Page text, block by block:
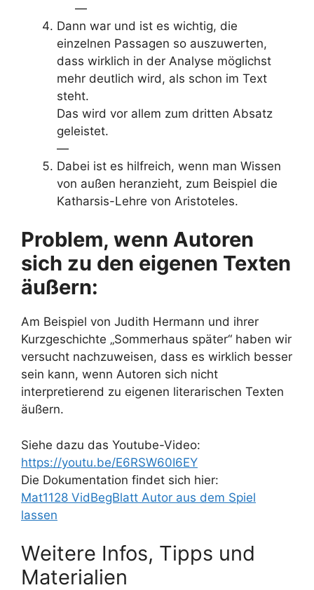
—
Dann war und ist es wichtig, die
einzelnen Passagen so auszuwerten,
dass wirklich in der Analyse möglichst
mehr deutlich wird, als schon im Text
steht.
Das wird vor allem zum dritten Absatz
geleistet.
—
Dabei ist es hilfreich, wenn man Wissen
von außen heranzieht, zum Beispiel die
Katharsis-Lehre von Aristoteles.
Problem, wenn Autoren
sich zu den eigenen Texten
äußern:
Am Beispiel von Judith Hermann und ihrer
Kurzgeschichte „Sommerhaus später“ haben wir
versucht nachzuweisen, dass es wirklich besser
sein kann, wenn Autoren sich nicht
interpretierend zu eigenen literarischen Texten
äußern.
Siehe dazu das Youtube-Video:
https://youtu.be/E6RSW60I6EY
Die Dokumentation findet sich hier:
Mat1128 VidBegBlatt Autor aus dem Spiel
lassen
Weitere Infos, Tipps und
Materialien